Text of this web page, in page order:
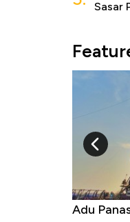
Sasar
RI,
10